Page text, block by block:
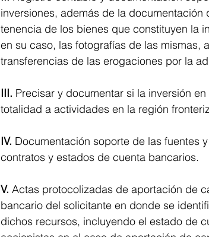
inversiones, además de la
tenencia de los bienes que constituyen la
en su caso, las fotografías de las mismas,
transferencias de las erogaciones por la
III. Precisar y documentar si la inversión
totalidad a actividades en la región
IV. Documentación soporte de las fuentes
contratos y estados de cuenta bancarios.
V. Actas protocolizadas de aportación de
bancario del solicitante en donde se
dichos recursos, incluyendo el estado de